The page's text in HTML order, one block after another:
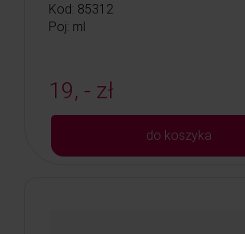
Kod: 85312
Poj: ml
19, - zł
do koszyka